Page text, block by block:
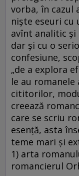
vorba, în cazul
nişte eseuri cu
avînt analitic
dar şi cu o
confesiune,
„de a explora
le au romanele
cititorilor,
creează
care se scriu
esenţă, asta
teme mari şi
1) arta
romancierul